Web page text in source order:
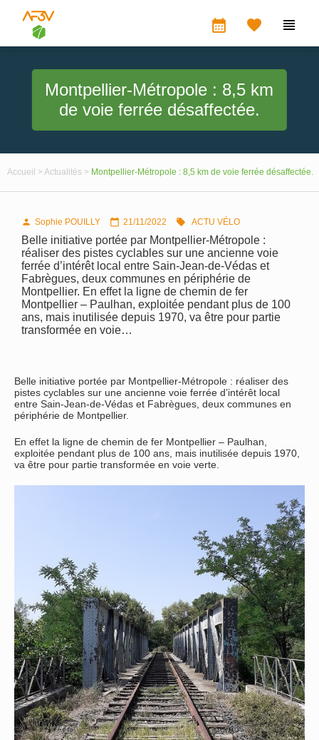
calendar_month  
Montpellier-Métropole : 8,5 km
de voie ferrée désaffectée.
Accueil > Actualités > Montpellier-Métropole : 8,5 km de voie ferrée désaffectée.
 Sophie POUILLY  21/11/2022  ACTU VÉLO
Belle initiative portée par Montpellier-Métropole :
réaliser des pistes cyclables sur une ancienne voie
ferrée d’intérêt local entre Sain-Jean-de-Védas et
Fabrègues, deux communes en périphérie de
Montpellier. En effet la ligne de chemin de fer
Montpellier – Paulhan, exploitée pendant plus de 100
ans, mais inutilisée depuis 1970, va être pour partie
transformée en voie…
Belle initiative portée par Montpellier-Métropole : réaliser des
pistes cyclables sur une ancienne voie ferrée d’intérêt local
entre Sain-Jean-de-Védas et Fabrègues, deux communes en
périphérie de Montpellier.
En effet la ligne de chemin de fer Montpellier – Paulhan,
exploitée pendant plus de 100 ans, mais inutilisée depuis 1970,
va être pour partie transformée en voie verte.